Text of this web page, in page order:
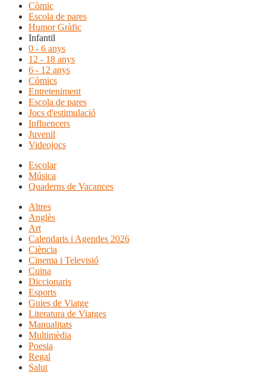
Còmic
Escola de pares
Humor Gràfic
Infantil
0 - 6 anys
12 - 18 anys
6 - 12 anys
Còmics
Entreteniment
Escola de pares
Jocs d'estimulació
Influencers
Juvenil
Videojocs
Escolar
Música
Quaderns de Vacances
Altres
Anglès
Art
Calendaris i Agendes 2026
Ciència
Cinema i Televisió
Cuina
Diccionaris
Esports
Guies de Viatge
Literatura de Viatges
Manualitats
Multimèdia
Poesia
Regal
Salut